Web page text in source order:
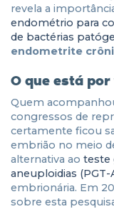
revela a
endométrio para
de bactérias
endometrite
O que está
Quem
congressos de
certamente ficou
embrião no meio
alternativa ao teste
aneuploidias (PGT-
embrionária. Em
sobre esta